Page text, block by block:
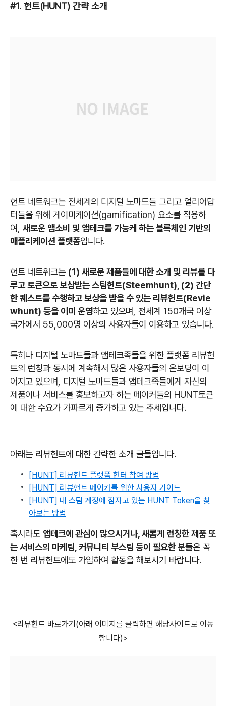
#1. 헌트(HUNT) 간략 소개
헌트 네트워크는 전세계의 디지털 노마드들 그리고 얼리어답
터들을 위해 게이미케이션(gamification) 요소를 적용하
여, 새로운 앱소비 및 앱테크를 가능케 하는 블록체인 기반의
애플리케이션 플랫폼입니다.
헌트 네트워크는 (1) 새로운 제품들에 대한 소개 및 리뷰를 다
루고 토큰으로 보상받는 스팀헌트(Steemhunt), (2) 간단
한 퀘스트를 수행하고 보상을 받을 수 있는 리뷰헌트(Revie
whunt) 등을 이미 운영하고 있으며, 전세계 150개국 이상
국가에서 55,000명 이상의 사용자들이 이용하고 있습니다.
특히나 디지털 노마드들과 앱테크족들을 위한 플랫폼 리뷰헌
트의 런칭과 동시에 계속해서 많은 사용자들의 온보딩이 이
어지고 있으며, 디지털 노마드들과 앱테크족들에게 자신의
제품이나 서비스를 홍보하고자 하는 메이커들의 HUNT토큰
에 대한 수요가 가파르게 증가하고 있는 추세입니다.
아래는 리뷰헌트에 대한 간략한 소개 글들입니다.
[HUNT] 리뷰헌트 플랫폼 헌터 참여 방법
[HUNT] 리뷰헌트 메이커를 위한 사용자 가이드
[HUNT] 내 스팀 계정에 잠자고 있는 HUNT Token을 찾
아보는 방법
혹시라도 앱테크에 관심이 많으시거나, 새롭게 런칭한 제품 또
는 서비스의 마케팅, 커뮤니티 부스팅 등이 필요한 분들은 꼭
한 번 리뷰헌트에도 가입하여 활동을 해보시기 바랍니다.
<리뷰헌트 바로가기(아래 이미지를 클릭하면 해당사이트로 이동
합니다)>